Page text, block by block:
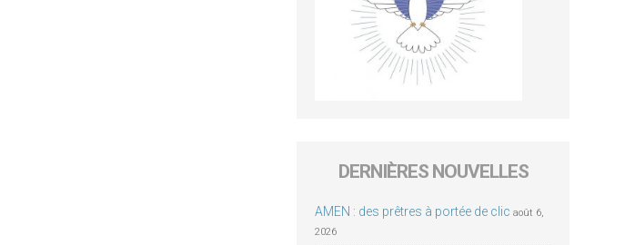
DERNIÈRES NOUVELLES
AMEN : des prêtres à portée de clic août 6,
2026